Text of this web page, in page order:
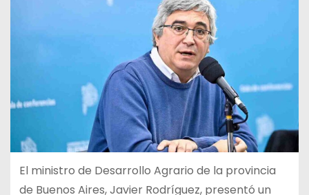
El ministro de Desarrollo Agrario de la provincia
de Buenos Aires, Javier Rodríguez, presentó un